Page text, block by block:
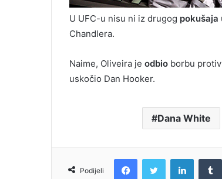
U UFC-u nisu ni iz drugog pokušaja
Chandlera.
Naime, Oliveira je odbio borbu
uskočio Dan Hooker.
Dana White
Podijeli
FacebookTwitter LinkedIn